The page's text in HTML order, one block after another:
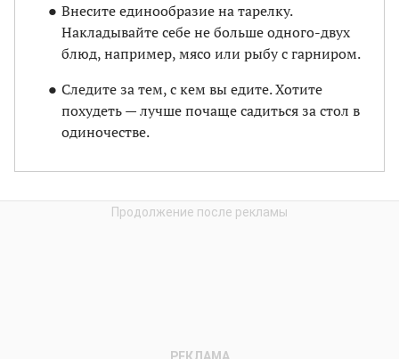
Внесите единообразие на тарелку.
Накладывайте себе не больше одного-двух
блюд, например, мясо или рыбу с гарниром.
Следите за тем, с кем вы едите. Хотите
похудеть — лучше почаще садиться за стол в
одиночестве.